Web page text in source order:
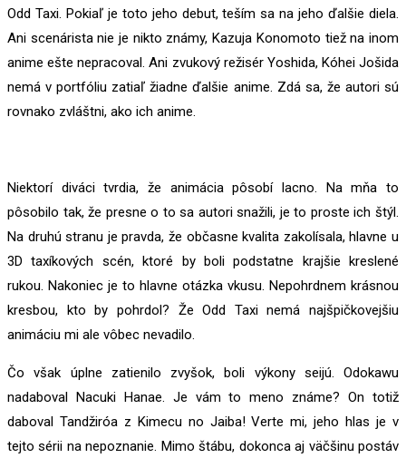
Odd Taxi. Pokiaľ je toto jeho debut, teším sa na jeho ďalšie diela.
Ani scenárista nie je nikto známy, Kazuja Konomoto tiež na inom
anime ešte nepracoval. Ani zvukový režisér Yoshida, Kóhei Jošida
nemá v portfóliu zatiaľ žiadne ďalšie anime. Zdá sa, že autori sú
rovnako zvláštni, ako ich anime.
Niektorí diváci tvrdia, že animácia pôsobí lacno. Na mňa to
pôsobilo tak, že presne o to sa autori snažili, je to proste ich štýl.
Na druhú stranu je pravda, že občasne kvalita zakolísala, hlavne u
3D taxíkových scén, ktoré by boli podstatne krajšie kreslené
rukou. Nakoniec je to hlavne otázka vkusu. Nepohrdnem krásnou
kresbou, kto by pohrdol? Že Odd Taxi nemá najšpičkovejšiu
animáciu mi ale vôbec nevadilo.
Čo však úplne zatienilo zvyšok, boli výkony seijú. Odokawu
nadaboval Nacuki Hanae. Je vám to meno známe? On totiž
daboval Tandžiróa z Kimecu no Jaiba! Verte mi, jeho hlas je v
tejto sérii na nepoznanie. Mimo štábu, dokonca aj väčšinu postáv